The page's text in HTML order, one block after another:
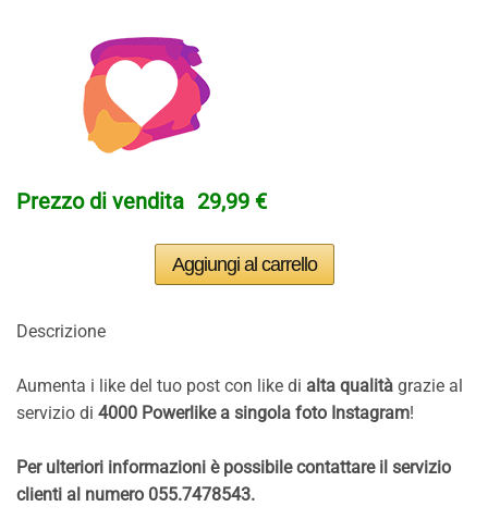
Prezzo di vendita 29,99 €
Descrizione
Aumenta i like del tuo post con like di alta qualità grazie al
servizio di 4000 Powerlike a singola foto Instagram!
Per ulteriori informazioni è possibile contattare il servizio
clienti al numero 055.7478543.